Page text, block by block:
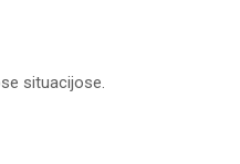
situacijose.